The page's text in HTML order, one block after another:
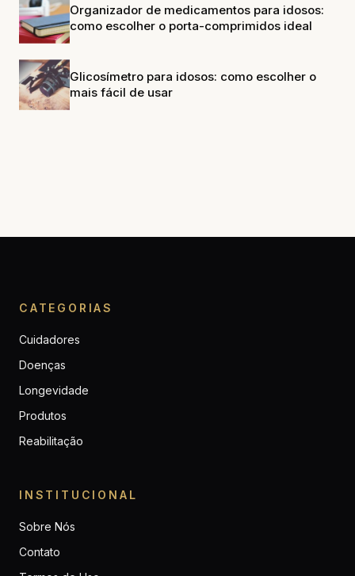
Organizador de medicamentos para idosos:
como escolher o porta-comprimidos ideal
Glicosímetro para idosos: como escolher o
mais fácil de usar
CATEGORIAS
Cuidadores
Doenças
Longevidade
Produtos
Reabilitação
INSTITUCIONAL
Sobre Nós
Contato